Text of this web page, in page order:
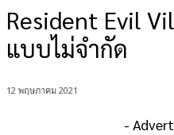
Resident Evil
แบบไม่จำกัด
12 พฤษภาคม 2021
-